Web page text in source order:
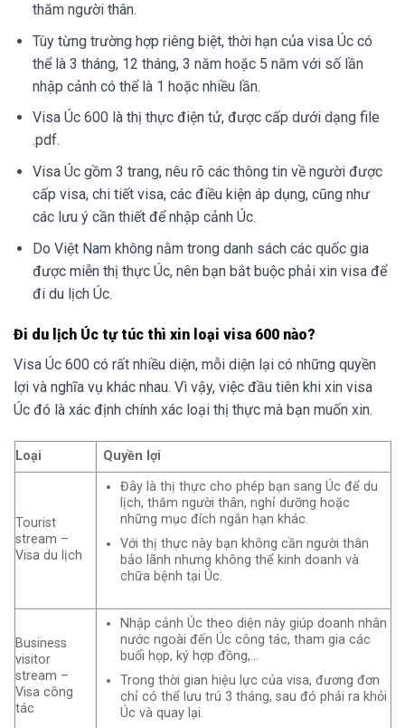
thăm người thân.
Tùy từng trường hợp riêng biệt, thời hạn của visa Úc có
thể là 3 tháng, 12 tháng, 3 năm hoặc 5 năm với số lần
nhập cảnh có thể là 1 hoặc nhiều lần.
Visa Úc 600 là thị thực điện tử, được cấp dưới dạng file
.pdf.
Visa Úc gồm 3 trang, nêu rõ các thông tin về người được
cấp visa, chi tiết visa, các điều kiện áp dụng, cũng như
các lưu ý cần thiết để nhập cảnh Úc.
Do Việt Nam không nằm trong danh sách các quốc gia
được miễn thị thực Úc, nên bạn bắt buộc phải xin visa để
đi du lịch Úc.
Đi du lịch Úc tự túc thì xin loại visa 600 nào?
Visa Úc 600 có rất nhiều diện, mỗi diện lại có những quyền
lợi và nghĩa vụ khác nhau. Vì vậy, việc đầu tiên khi xin visa
Úc đó là xác định chính xác loại thị thực mà bạn muốn xin.
Loại Quyền lợi
Tourist
stream –
Visa du lịch
Đây là thị thực cho phép bạn sang Úc để du
lịch, thăm người thân, nghỉ dưỡng hoặc
những mục đích ngắn hạn khác.
Với thị thực này bạn không cần người thân
bảo lãnh nhưng không thể kinh doanh và
chữa bệnh tại Úc.
Business
visitor
stream –
Visa công
tác
Nhập cảnh Úc theo diện này giúp doanh nhân
nước ngoài đến Úc công tác, tham gia các
buổi họp, ký hợp đồng,…
Trong thời gian hiệu lực của visa, đương đơn
chỉ có thể lưu trú 3 tháng, sau đó phải ra khỏi
Úc và quay lại.